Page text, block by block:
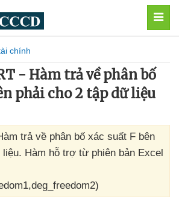
chính
- Hàm trả về phân bố
phải cho 2 tập dữ liệu
trả về phân bố xác suất F bên
Hàm hỗ trợ từ phiên bản Excel